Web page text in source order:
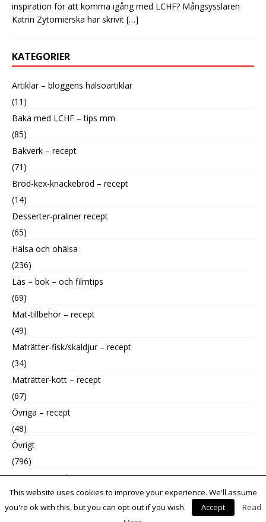
inspiration för att komma igång med LCHF? Mångsysslaren
Katrin Zytomierska har skrivit […]
KATEGORIER
Artiklar – bloggens hälsoartiklar
(11)
Baka med LCHF – tips mm
(85)
Bakverk – recept
(71)
Bröd-kex-knäckebröd – recept
(14)
Desserter-praliner recept
(65)
Hälsa och ohälsa
(236)
Läs – bok – och filmtips
(69)
Mat-tillbehör – recept
(49)
Maträtter-fisk/skaldjur – recept
(34)
Maträtter-kött – recept
(67)
Övriga – recept
(48)
Övrigt
(796)
Uncategorized
(9)
This website uses cookies to improve your experience. We'll assume
you're ok with this, but you can opt-out if you wish.
Accept
Read